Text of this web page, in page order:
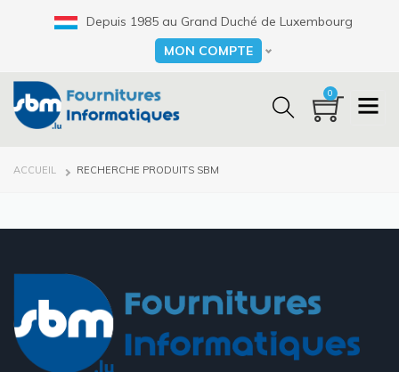
Depuis 1985 au Grand Duché de Luxembourg
Select your language
MON COMPTE
0
FIL
ACCUEIL RECHERCHE PRODUITS SBM